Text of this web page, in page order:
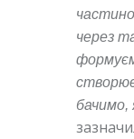
через
бачимо,